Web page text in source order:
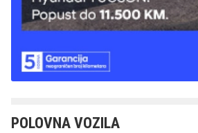
POLOVNA VOZILA